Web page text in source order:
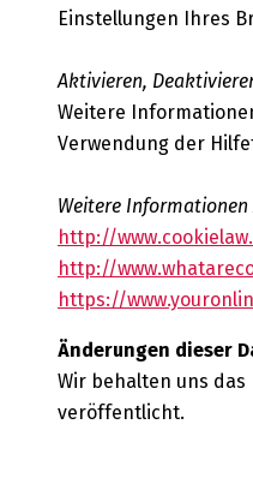
Einstellungen Ihres
Aktivieren,
Weitere
Verwendung der
Weitere Informationen
http://
http://
https://
Änderungen dieser
Wir behalten uns
veröffentlicht.